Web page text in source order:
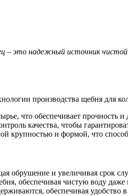
надежный источник чистой
производства щебня для
что обеспечивает прочность и
качества, чтобы
крупностью и формой, что
обрушение и увеличивая срок
обеспечивая чистую воду
обеспечивая удобство